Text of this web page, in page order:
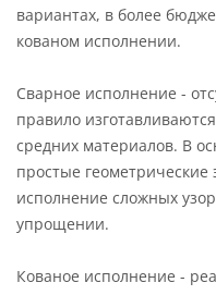
вариантах, в более
кованом исполнении.
Сварное исполнение -
правило
средних материалов. В
простые
исполнение сложных
упрощении.
Кованое исполнение -